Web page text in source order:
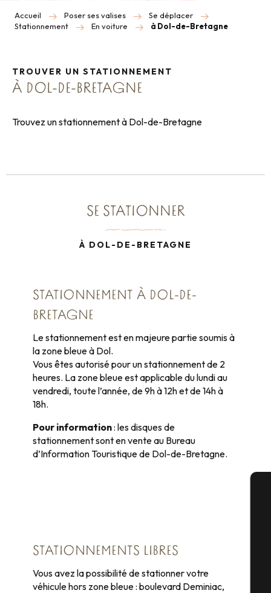
Accueil Poser ses valises
Se déplacer
Stationnement
En voiture à Dol-de-Bretagne
TROUVER UN STATIONNEMENT
À DOL-DE-BRETAGNE
Trouvez un stationnement à Dol-de-Bretagne
SE STATIONNER
À DOL-DE-BRETAGNE
STATIONNEMENT À DOL-DE-
BRETAGNE
Le stationnement est en majeure partie soumis à
la zone bleue à Dol.
Vous êtes autorisé pour un stationnement de 2
heures. La zone bleue est applicable du lundi au
vendredi, toute l’année, de 9h à 12h et de 14h à
18h.
Pour information: les disques de
stationnement sont en vente au Bureau
d’Information Touristique de Dol-de-Bretagne.
STATIONNEMENTS LIBRES
Vous avez la possibilité de stationner votre
véhicule hors zone bleue : boulevard Deminiac,